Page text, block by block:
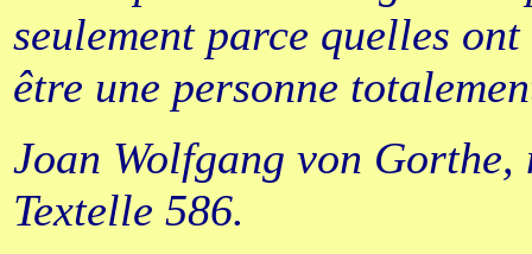
seulement parce quelles
être une personne
Joan Wolfgang von Gorthe,
Textelle 586.